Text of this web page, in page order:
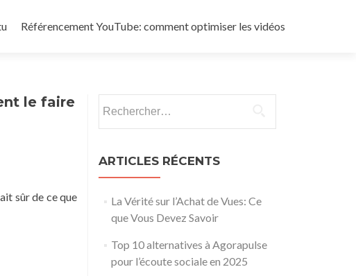
Référencement YouTube: comment optimiser les vidéos
le faire
sûr de ce que
ARTICLES RÉCENTS
La Vérité sur l’Achat de Vues: Ce
que Vous Devez Savoir
Top 10 alternatives à Agorapulse
pour l’écoute sociale en 2025